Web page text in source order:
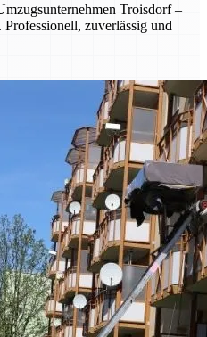
Troisdorf –
zuverlässig und